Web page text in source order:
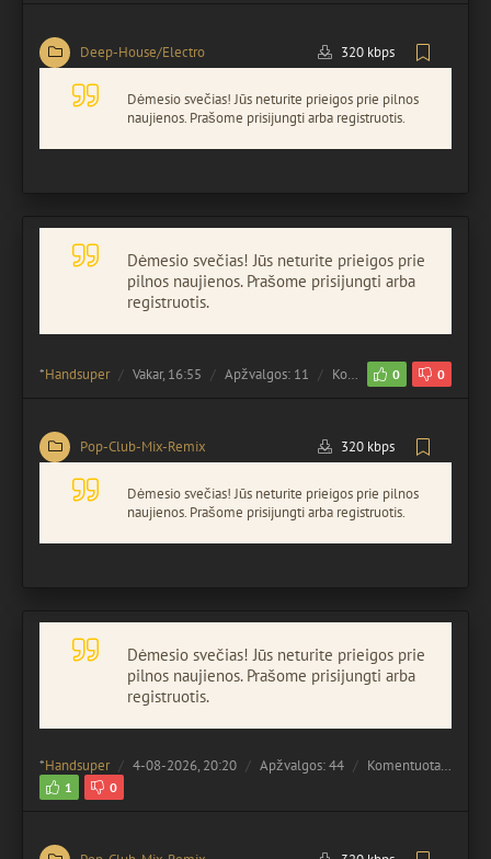
Deep-House/Electro 320 kbps
Dėmesio svečias! Jūs neturite prieigos prie pilnos
naujienos. Prašome prisijungti arba registruotis.
Dėmesio svečias! Jūs neturite prieigos prie
pilnos naujienos. Prašome prisijungti arba
registruotis.
*Handsuper Vakar, 16:55 Apžvalgos: 11 Komentuota: 0
0 0
Pop-Club-Mix-Remix 320 kbps
Dėmesio svečias! Jūs neturite prieigos prie pilnos
naujienos. Prašome prisijungti arba registruotis.
Dėmesio svečias! Jūs neturite prieigos prie
pilnos naujienos. Prašome prisijungti arba
registruotis.
*Handsuper 4-08-2026, 20:20 Apžvalgos: 44 Komentuota: 0
1 0